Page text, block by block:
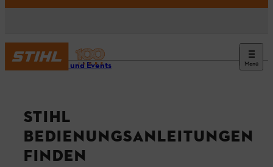
Menü
Service und Events
STIHL
BEDIENUNGSANLEITUNGEN
FINDEN